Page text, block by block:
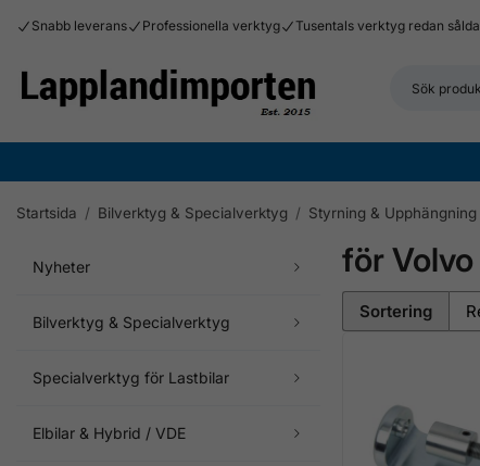
Snabb leverans Professionella verktyg Tusentals verktyg redan sålda
Startsida / Bilverktyg & Specialverktyg / Styrning & Upphängning
Nyheter
Bilverktyg & Specialverktyg
Specialverktyg för Lastbilar
Elbilar & Hybrid / VDE
för Volvo
Sortering